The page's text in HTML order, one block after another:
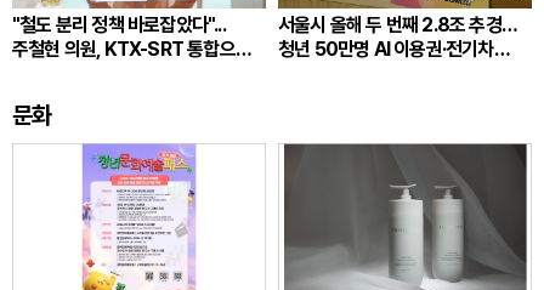
"철도 분리 정책 바로잡았다"...
주철현 의원, KTX-SRT 통합으로
서울시 올해 두 번째 2.8조 추경…
청년 50만명 AI 이용권·전기차
문화